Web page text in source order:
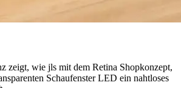
zeigt, wie jls mit dem Retina Shopkonzept,
Schaufenster LED ein nahtloses